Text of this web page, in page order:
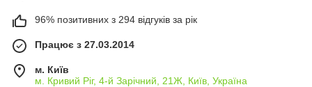
96% позитивних з 294 відгуків за рік
Працює з 27.03.2014
м. Київ
м. Кривий Ріг, 4-й Зарічний, 21Ж, Київ, Україна